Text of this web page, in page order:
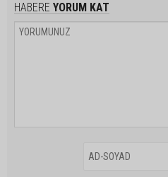
HABERE YORUM KAT